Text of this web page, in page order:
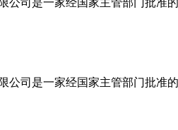
公司是一家经国家主管部门批
公司是一家经国家主管部门批